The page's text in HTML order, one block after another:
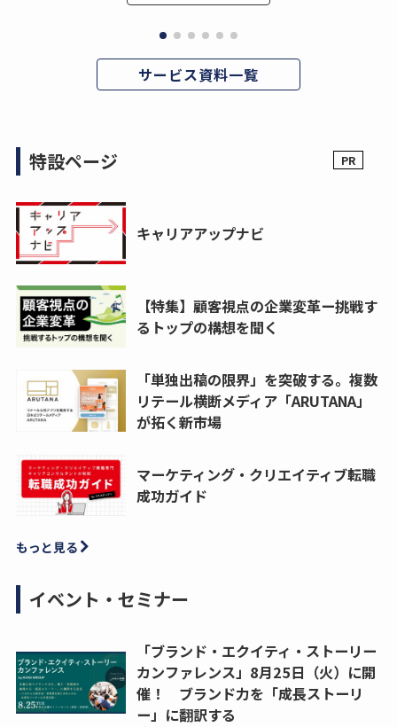
サービス資料一覧
特設ページ
キャリアアップナビ
【特集】顧客視点の企業変革ー挑戦す
るトップの構想を聞く
「単独出稿の限界」を突破する。複数
リテール横断メディア「ARUTANA」
が拓く新市場
マーケティング・クリエイティブ転職
成功ガイド
もっと見る
イベント・セミナー
「ブランド・エクイティ・ストーリー
カンファレンス」8月25日（火）に開
催！ ブランド力を「成長ストーリ
ー」に翻訳する